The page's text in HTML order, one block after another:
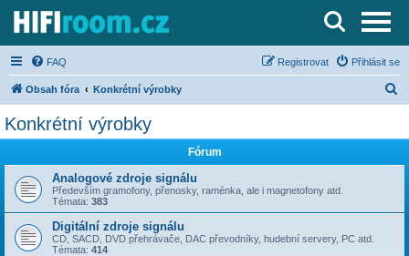
Server o Hi-Fi a AV technice
FAQ Přihlásit se
Registrovat
Obsah fóra Konkrétní výrobky
Konkrétní výrobky
Fórum
Analogové zdroje signálu
Především gramofony, přenosky, raménka, ale i magnetofony atd.
Témata: 383
Digitální zdroje signálu
CD, SACD, DVD přehrávače, DAC převodníky, hudební servery, PC atd.
Témata: 414